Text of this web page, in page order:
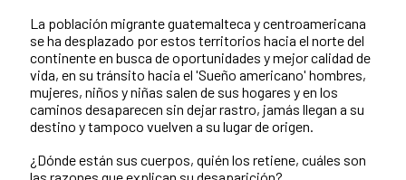
La población migrante guatemalteca y centroamericana
se ha desplazado por estos territorios hacia el norte del
continente en busca de oportunidades y mejor calidad de
vida, en su tránsito hacia el 'Sueño americano' hombres,
mujeres, niños y niñas salen de sus hogares y en los
caminos desaparecen sin dejar rastro, jamás llegan a su
destino y tampoco vuelven a su lugar de origen.
¿Dónde están sus cuerpos, quién los retiene, cuáles son